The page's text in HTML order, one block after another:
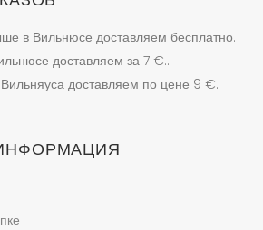
в Вильнюсе доставляем бесплатно.
доставляем за 7 €..
доставляем по цене 9 €.